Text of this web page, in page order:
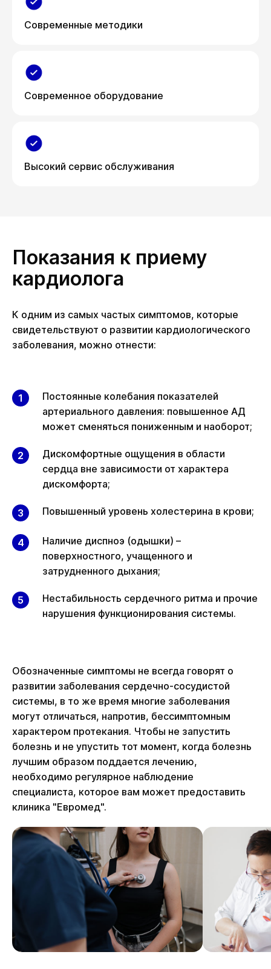
Современные методики
Современное оборудование
Высокий сервис обслуживания
Показания к приему
кардиолога
К одним из самых частых симптомов, которые
свидетельствуют о развитии кардиологического
заболевания, можно отнести:
Постоянные колебания показателей
артериального давления: повышенное АД
может сменяться пониженным и наоборот;
Дискомфортные ощущения в области
сердца вне зависимости от характера
дискомфорта;
Повышенный уровень холестерина в крови;
Наличие диспноэ (одышки) –
поверхностного, учащенного и
затрудненного дыхания;
Нестабильность сердечного ритма и прочие
нарушения функционирования системы.
Обозначенные симптомы не всегда говорят о
развитии заболевания сердечно-сосудистой
системы, в то же время многие заболевания
могут отличаться, напротив, бессимптомным
характером протекания. Чтобы не запустить
болезнь и не упустить тот момент, когда болезнь
лучшим образом поддается лечению,
необходимо регулярное наблюдение
специалиста, которое вам может предоставить
клиника "Евромед".